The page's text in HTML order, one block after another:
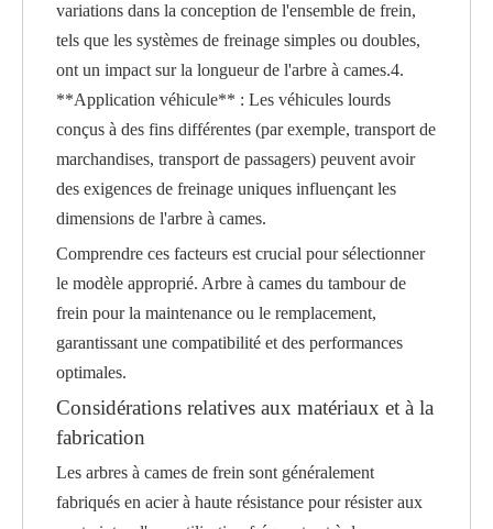
variations dans la conception de l'ensemble de frein,
tels que les systèmes de freinage simples ou doubles,
ont un impact sur la longueur de l'arbre à cames.4.
**Application véhicule** : Les véhicules lourds
conçus à des fins différentes (par exemple, transport de
marchandises, transport de passagers) peuvent avoir
des exigences de freinage uniques influençant les
dimensions de l'arbre à cames.
Comprendre ces facteurs est crucial pour sélectionner
le modèle approprié. Arbre à cames du tambour de
frein pour la maintenance ou le remplacement,
garantissant une compatibilité et des performances
optimales.
Considérations relatives aux matériaux et à la
fabrication
Les arbres à cames de frein sont généralement
fabriqués en acier à haute résistance pour résister aux